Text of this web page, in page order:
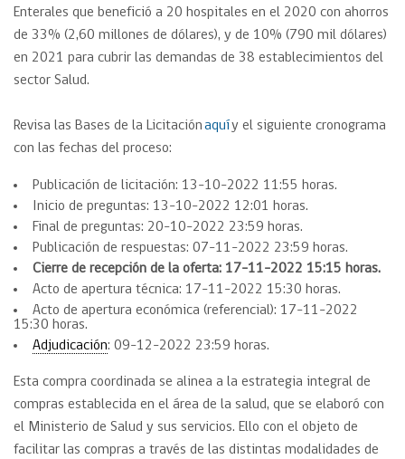
Enterales que benefició a 20 hospitales en el 2020 con ahorros
de 33% (2,60 millones de dólares), y de 10% (790 mil dólares)
en 2021 para cubrir las demandas de 38 establecimientos del
sector Salud.
Revisa las Bases de la Licitaciónaquíy el siguiente cronograma
con las fechas del proceso:
Publicación de licitación: 13-10-2022 11:55 horas.
Inicio de preguntas: 13-10-2022 12:01 horas.
Final de preguntas: 20-10-2022 23:59 horas.
Publicación de respuestas: 07-11-2022 23:59 horas.
Cierre de recepción de la oferta: 17-11-2022 15:15 horas.
Acto de apertura técnica: 17-11-2022 15:30 horas.
Acto de apertura económica (referencial): 17-11-2022
15:30 horas.
Adjudicación: 09-12-2022 23:59 horas.
Esta compra coordinada se alinea a la estrategia integral de
compras establecida en el área de la salud, que se elaboró con
el Ministerio de Salud y sus servicios. Ello con el objeto de
facilitar las compras a través de las distintas modalidades de